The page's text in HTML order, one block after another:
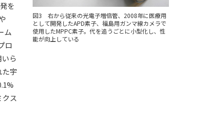
を
ム
ロ
ら
た宇
ス
図3 右から従来の光電子増倍管、2008年に医療用
として開発したAPD素子、福島用ガンマ線カメラで
使用したMPPC素子。代を追うごとに小型化し、性
能が向上している